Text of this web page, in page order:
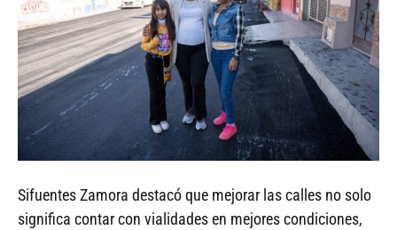
Sifuentes Zamora destacó que mejorar las calles no solo
significa contar con vialidades en mejores condiciones,